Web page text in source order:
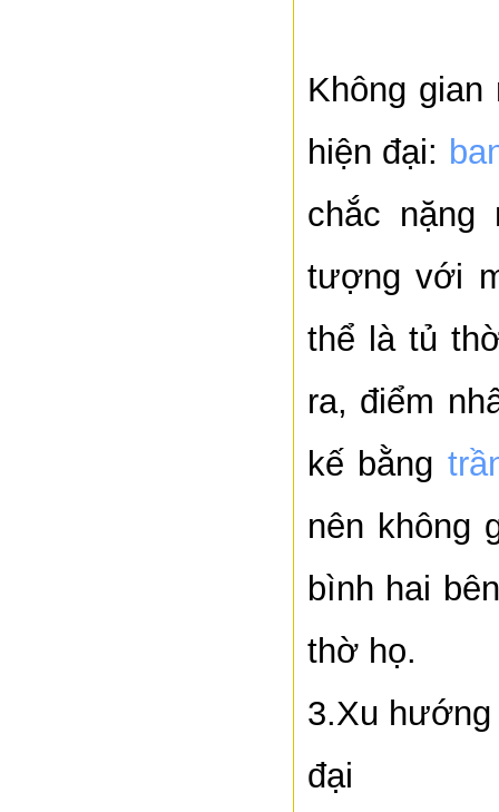
Không
hiện đại:
chắc nặng
tượng với
thể là tủ
ra, điểm
kế bằng
nên không
bình hai
thờ họ.
3.Xu
đại